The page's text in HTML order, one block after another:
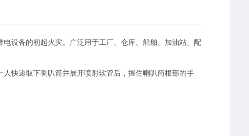
设备的初起火灾。广泛用于工厂、仓库、船舶、加油站、配
快速取下喇叭筒并展开喷射软管后，握住喇叭筒根部的手